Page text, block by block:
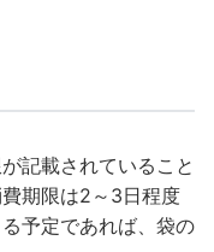
記載されていること
期限は2～3日程度
予定であれば、袋の